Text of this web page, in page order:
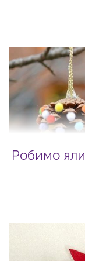
Робимо